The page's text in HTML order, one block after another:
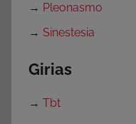
→ Pleonasmo
→ Sinestesia
Girias
→ Tbt